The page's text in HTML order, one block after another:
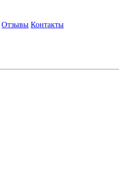
Отзывы Контакты